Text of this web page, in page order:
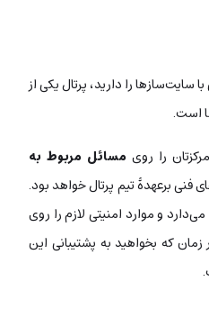
را دارید، پرتال یکی از
است.
را روی مسائل مربوط به
فنی برعهدۀ تیم پرتال خواهد بود.
و موارد امنیتی لازم را روی
که بخواهید به پشتیبانی این